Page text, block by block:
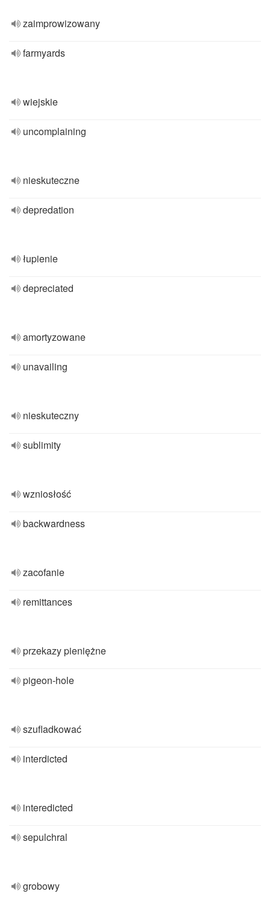
zaimprowizowany
farmyards
wiejskie
uncomplaining
nieskuteczne
depredation
łupienie
depreciated
amortyzowane
unavailing
nieskuteczny
sublimity
wzniosłość
backwardness
zacofanie
remittances
przekazy pieniężne
pigeon-hole
szufladkować
interdicted
interedicted
sepulchral
grobowy